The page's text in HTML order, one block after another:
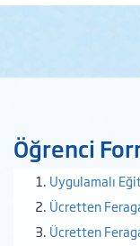
Öğrenci
Uygulamalı
Ücretten
Ücretten